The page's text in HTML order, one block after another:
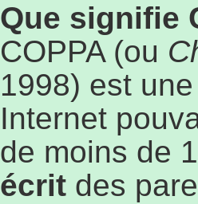
Que signifie
COPPA (ou
1998) est
Internet
de moins de
écrit des